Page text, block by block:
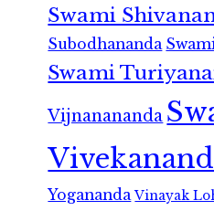
Swami
Subodhananda
Swami
Vijnanananda
Yogananda Vinayak